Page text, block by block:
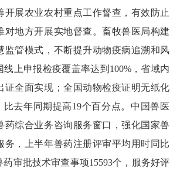
开展农业农村重点工作督查，有效防止
对地方开展实地督查。畜牧兽医局构建
监管模式，不断提升动物疫病追溯和风
线上申报检疫覆盖率达到100%，省域内
证全面实现；全国动物检疫证明无纸化
比去年同期提高19个百分点。中国兽医
药综合业务咨询服务窗口，强化国家兽
务，上半年兽药注册评审平均用时同比
药审批技术审查事项15593个，服务好评